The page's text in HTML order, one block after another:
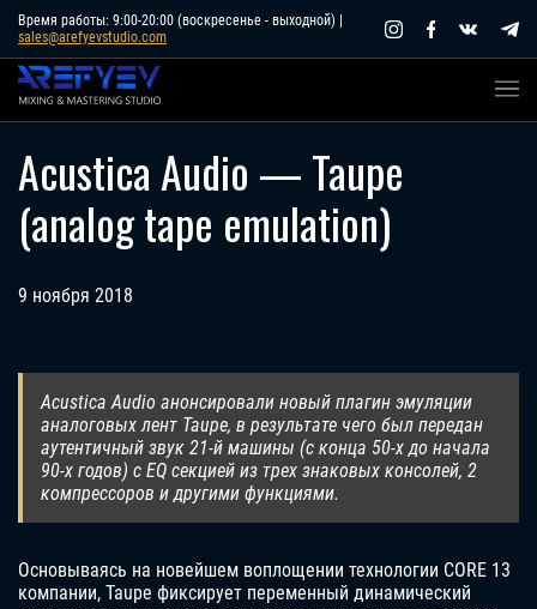
Skip
content
Время работы: 9:00-20:00 (воскресенье - выходной) |
sales@arefyevstudio.com
Acustica Audio — Taupe
(analog tape emulation)
9 ноября 2018
Acustica Audio анонсировали новый плагин эмуляции
аналоговых лент Taupe, в результате чего был передан
аутентичный звук 21-й машины (с конца 50-х до начала
90-х годов) с EQ секцией из трех знаковых консолей, 2
компрессоров и другими функциями.
Основываясь на новейшем воплощении технологии CORE 13
компании, Taupe фиксирует переменный динамический